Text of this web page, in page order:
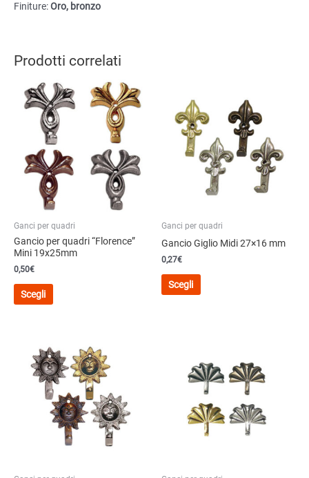
Finiture:Oro, bronzo
Prodotti correlati
Ganci per quadri
Gancio per quadri “Florence”
Mini 19x25mm
0,50€
Scegli
Questo
prodotto
varianti.
Le
opzioni
possono
essere
scelte
nella
Ganci per quadri
Gancio Giglio Midi 27×16 mm
0,27€
Scegli
Questo
prodotto
opzioni
possono
essere
scelte
nella
prodotto